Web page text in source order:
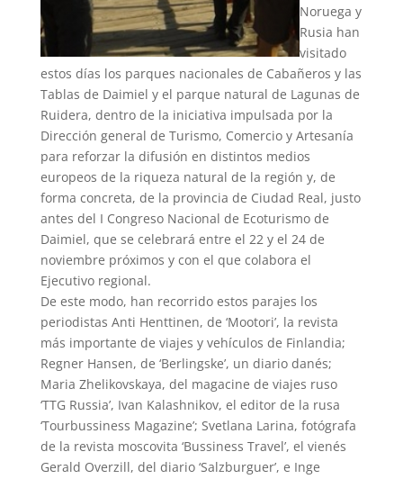
Noruega y
Rusia han
visitado
estos días los parques nacionales de Cabañeros y las
Tablas de Daimiel y el parque natural de Lagunas de
Ruidera, dentro de la iniciativa impulsada por la
Dirección general de Turismo, Comercio y Artesanía
para reforzar la difusión en distintos medios
europeos de la riqueza natural de la región y, de
forma concreta, de la provincia de Ciudad Real, justo
antes del I Congreso Nacional de Ecoturismo de
Daimiel, que se celebrará entre el 22 y el 24 de
noviembre próximos y con el que colabora el
Ejecutivo regional.
De este modo, han recorrido estos parajes los
periodistas Anti Henttinen, de ‘Mootori’, la revista
más importante de viajes y vehículos de Finlandia;
Regner Hansen, de ‘Berlingske’, un diario danés;
Maria Zhelikovskaya, del magacine de viajes ruso
‘TTG Russia’, Ivan Kalashnikov, el editor de la rusa
‘Tourbussiness Magazine’; Svetlana Larina, fotógrafa
de la revista moscovita ‘Bussiness Travel’, el vienés
Gerald Overzill, del diario ‘Salzburguer’, e Inge